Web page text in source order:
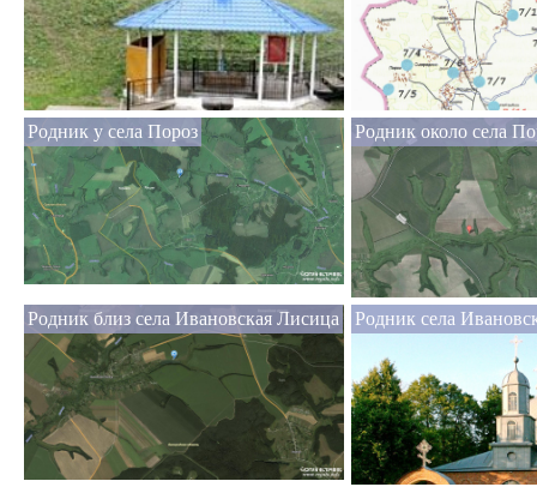
Родник у села Пороз Родник около села
Родник близ села Ивановская Лисица Родник села